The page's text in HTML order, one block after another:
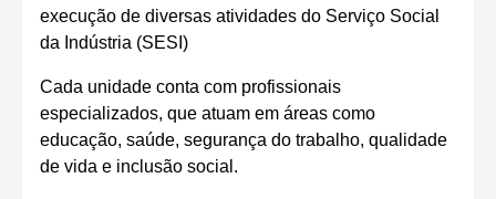
execução de diversas atividades do Serviço Social
da Indústria (SESI)
Cada unidade conta com profissionais
especializados, que atuam em áreas como
educação, saúde, segurança do trabalho, qualidade
de vida e inclusão social.